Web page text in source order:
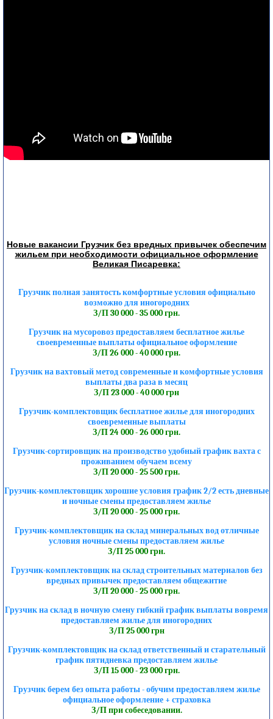
Новые вакансии Грузчик без вредных привычек обеспечим
жильем при необходимости официальное оформление
Великая Писаревка:
Грузчик полная занятость комфортные условия официально
возможно для иногородних
З/П 30 000 - 35 000 грн.
Грузчик на мусоровоз предоставляем бесплатное жилье
своевременные выплаты официальное оформление
З/П 26 000 - 40 000 грн.
Грузчик на вахтовый метод современные и комфортные условия
выплаты два раза в месяц
З/П 23 000 - 40 000 грн
Грузчик-комплектовщик бесплатное жилье для иногородних
своевременные выплаты
З/П 24 000 - 26 000 грн.
Грузчик-сортировщик на производство удобный график вахта с
проживанием обучаем всему
З/П 20 000 - 25 500 грн.
Грузчик-комплектовщик хорошие условия график 2/2 есть дневные
и ночные смены предоставляем жилье
З/П 20 000 - 25 000 грн.
Грузчик-комплектовщик на склад минеральных вод отличные
условия ночные смены предоставляем жилье
З/П 25 000 грн.
Грузчик-комплектовщик на склад строительных материалов без
вредных привычек предоставляем общежитие
З/П 20 000 - 25 000 грн.
Грузчик на склад в ночную смену гибкий график выплаты вовремя
предоставляем жилье для иногородних
З/П 25 000 грн
Грузчик-комплектовщик на склад ответственный и старательный
график пятидневка предоставляем жилье
З/П 15 000 - 23 000 грн.
Грузчик берем без опыта работы - обучим предоставляем жилье
официальное оформление + страховка
З/П при собеседовании.